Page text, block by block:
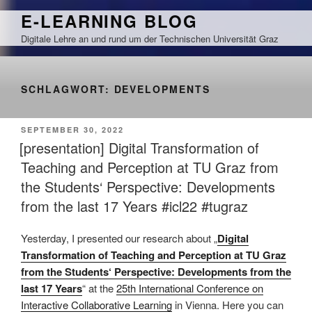
Zum
springen
E-LEARNING BLOG
Digitale Lehre an und rund um der Technischen Universität Graz
SCHLAGWORT: DEVELOPMENTS
VERÖFFENTLICHT
AM
SEPTEMBER 30, 2022
[presentation] Digital Transformation of
Teaching and Perception at TU Graz from
the Students‘ Perspective: Developments
from the last 17 Years #icl22 #tugraz
Yesterday, I presented our research about „Digital
Transformation of Teaching and Perception at TU Graz
from the Students‘ Perspective: Developments from the
last 17 Years“ at the25th International Conference on
Interactive Collaborative Learning in Vienna. Here you can